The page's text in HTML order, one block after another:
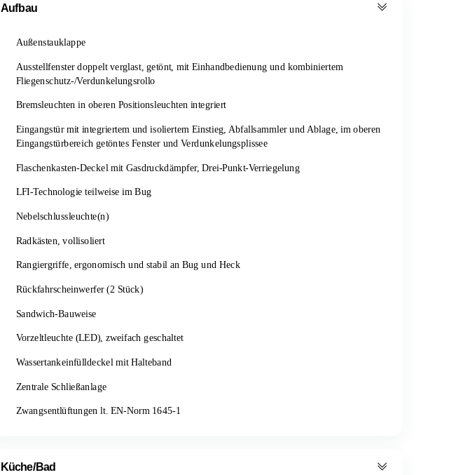
Aufbau
Außenstauklappe
Ausstellfenster doppelt verglast, getönt, mit Einhandbedienung und kombiniertem
Fliegenschutz-/Verdunkelungsrollo
Bremsleuchten in oberen Positionsleuchten integriert
Eingangstür mit integriertem und isoliertem Einstieg, Abfallsammler und Ablage, im oberen
Eingangstürbereich getöntes Fenster und Verdunkelungsplissee
Flaschenkasten-Deckel mit Gasdruckdämpfer, Drei-Punkt-Verriegelung
LFI-Technologie teilweise im Bug
Nebelschlussleuchte(n)
Radkästen, vollisoliert
Rangiergriffe, ergonomisch und stabil an Bug und Heck
Rückfahrscheinwerfer (2 Stück)
Sandwich-Bauweise
Vorzeltleuchte (LED), zweifach geschaltet
Wassertankeinfülldeckel mit Halteband
Zentrale Schließanlage
Zwangsentlüftungen lt. EN-Norm 1645-1
Küche/Bad